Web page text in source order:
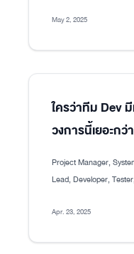
May 2, 2025
ใครว่าทีม Dev
วงการนี้เยอะก
Project Manager,
Lead, Developer,
Apr. 23, 2025